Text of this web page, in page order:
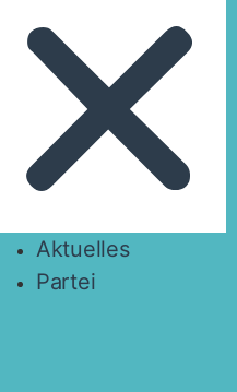
Aktu­el­les
Par­tei